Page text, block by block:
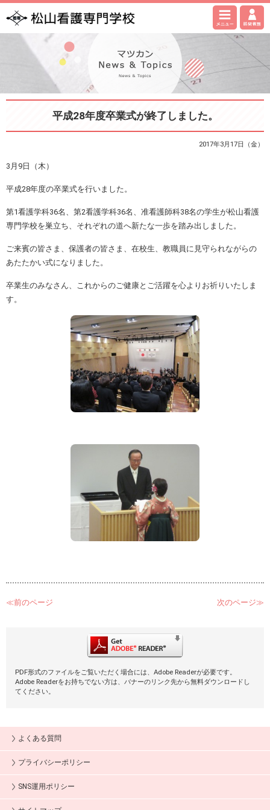
平成28年度卒業式が終了しました。
2017年3月17日（金）
3月9日（木）
平成28年度の卒業式を行いました。
第1看護学科36名、第2看護学科36名、准看護師科38名の学生が松山看護
専門学校を巣立ち、それぞれの道へ新たな一歩を踏み出しました。
ご来賓の皆さま、保護者の皆さま、在校生、教職員に見守られながらの
あたたかい式になりました。
卒業生のみなさん、これからのご健康とご活躍を心よりお祈りいたしま
す。
≪前のページ 次のページ≫
PDF形式のファイルをご覧いただく場合には、Adobe Readerが必要です。
Adobe Readerをお持ちでない方は、バナーのリンク先から無料ダウンロードし
てください。
よくある質問
プライバシーポリシー
SNS運用ポリシー